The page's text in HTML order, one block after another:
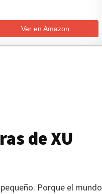
Ver en Amazon
deXU
Porque el mundo